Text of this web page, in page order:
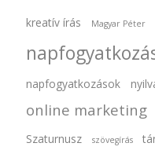
kreatív írás Magyar Péter
napfogyatkozások
online marketing
Szaturnusz szövegírás